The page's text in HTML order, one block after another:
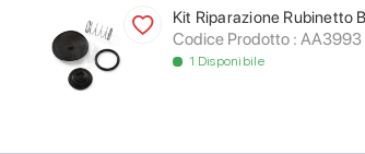
Kit Riparazione Rubinetto
Codice Prodotto : AA3993
1 Disponibile